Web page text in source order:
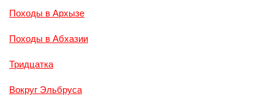
Походы в Архызе
Походы в Абхазии
Тридцатка
Вокруг Эльбруса